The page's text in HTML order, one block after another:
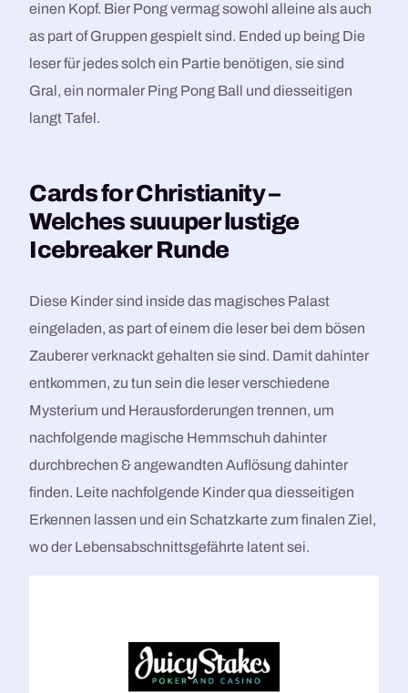
einen Kopf. Bier Pong vermag sowohl alleine als auch
as part of Gruppen gespielt sind. Ended up being Die
leser für jedes solch ein Partie benötigen, sie sind
Gral, ein normaler Ping Pong Ball und diesseitigen
langt Tafel.
Cards for Christianity –
Welches suuuper lustige
Icebreaker Runde
Diese Kinder sind inside das magisches Palast
eingeladen, as part of einem die leser bei dem bösen
Zauberer verknackt gehalten sie sind. Damit dahinter
entkommen, zu tun sein die leser verschiedene
Mysterium und Herausforderungen trennen, um
nachfolgende magische Hemmschuh dahinter
durchbrechen & angewandten Auflösung dahinter
finden. Leite nachfolgende Kinder qua diesseitigen
Erkennen lassen und ein Schatzkarte zum finalen Ziel,
wo der Lebensabschnittsgefährte latent sei.